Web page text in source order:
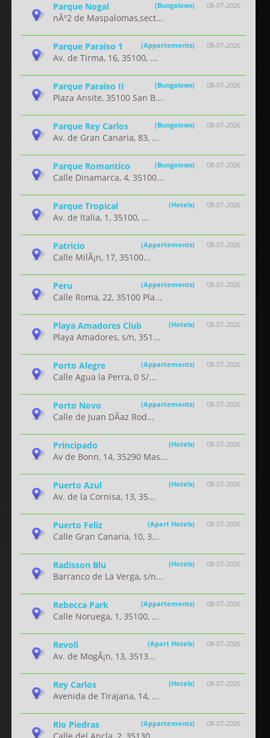
08-07-2026
Parque Nogal (Bungalows)
nÂº2 de Maspalomas,sect...
08-07-2026
Parque Paraiso 1 (Appartements)
Av. de Tirma, 16, 35100, ...
08-07-2026
Parque Paraiso II (Bungalows)
Plaza Ansite, 35100 San B...
08-07-2026
Parque Rey Carlos (Bungalows)
Av. de Gran Canaria, 83, ...
08-07-2026
Parque Romantico (Bungalows)
Calle Dinamarca, 4, 35100...
08-07-2026
Parque Tropical (Hotels)
Av. de Italia, 1, 35100, ...
08-07-2026
Patricio (Appartements)
Calle MilÃ¡n, 17, 35100...
08-07-2026
Peru (Appartements)
Calle Roma, 22, 35100 Pla...
08-07-2026
Playa Amadores Club (Hotels)
Playa Amadores, s/n, 351...
08-07-2026
Porto Alegre (Appartements)
Calle Agua la Perra, 0 S/...
08-07-2026
Porto Novo (Appartements)
Calle de Juan DÃ­az Rod...
08-07-2026
Principado (Hotels)
Av de Bonn, 14, 35290 Mas...
08-07-2026
Puerto Azul (Hotels)
Av. de la Cornisa, 13, 35...
08-07-2026
Puerto Feliz (Apart Hotels)
Calle Gran Canaria, 10, 3...
08-07-2026
Radisson Blu (Hotels)
Barranco de La Verga, s/n...
08-07-2026
Rebecca Park (Appartements)
Calle Noruega, 1, 35100, ...
08-07-2026
Revoli (Apart Hotels)
Av. de MogÃ¡n, 13, 3513...
08-07-2026
Rey Carlos (Hotels)
Avenida de Tirajana, 14, ...
08-07-2026
Rio Piedras (Appartements)